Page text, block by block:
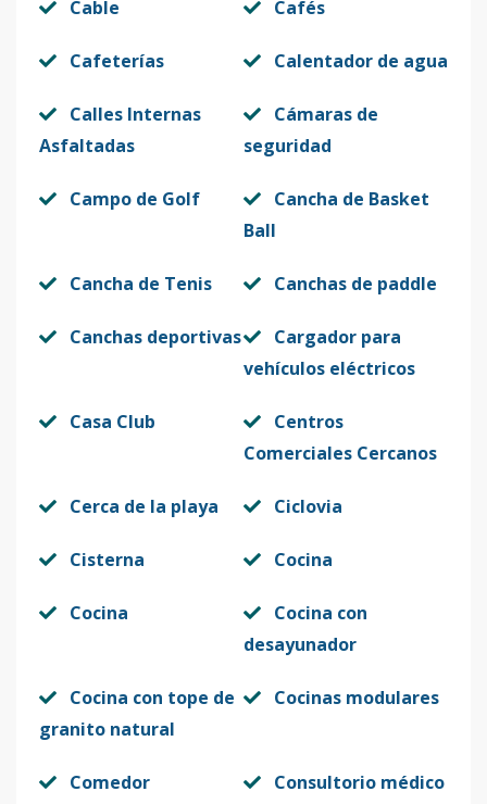
Cable Cafés
Cafeterías Calentador de agua
Calles Internas
Asfaltadas
Cámaras de
seguridad
Campo de Golf
Cancha de Basket
Ball
Cancha de Tenis Canchas de paddle
Canchas deportivas
Cargador para
vehículos eléctricos
Casa Club
Centros
Comerciales Cercanos
Cerca de la playa Ciclovia
Cisterna Cocina
Cocina
Cocina con
desayunador
Cocina con tope de
granito natural
Cocinas modulares
Comedor Consultorio médico